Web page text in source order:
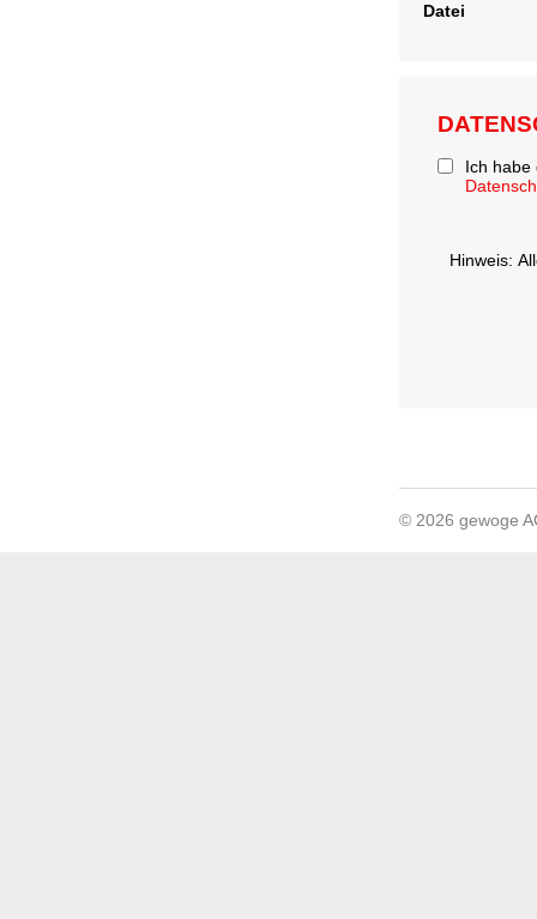
Datei
Ich habe
Hinweis:
© 2026 gewoge